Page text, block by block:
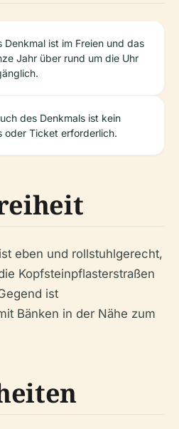
Denkmal ist im Freien und das
Jahr über rund um die Uhr
des Denkmals ist kein
oder Ticket erforderlich.
eben und rollstuhlgerecht,
Kopfsteinpflasterstraßen
ist
Bänken in der Nähe zum